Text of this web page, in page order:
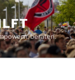
beraten.